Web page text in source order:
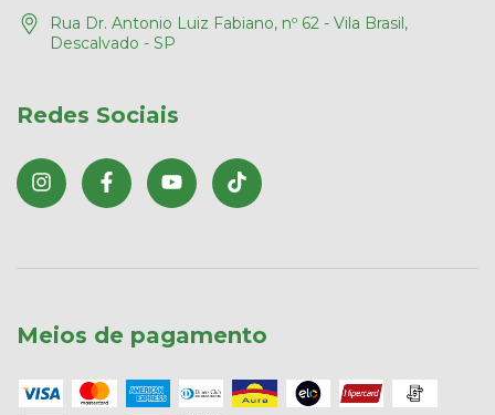
Rua Dr. Antonio Luiz Fabiano, nº 62 - Vila Brasil,
Descalvado - SP
Redes Sociais
Meios de pagamento